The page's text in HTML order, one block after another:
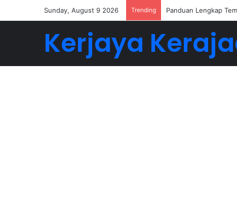
Sunday, August 9 2026 Trending Buat 5-6 Angka
Kerjaya